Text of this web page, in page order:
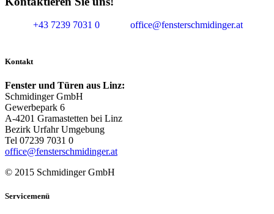
+43 7239 7031 0 office@fensterschmidinger.at
Kontakt
Fenster und Türen aus Linz:
Schmidinger GmbH
Gewerbepark 6
A-4201 Gramastetten bei Linz
Bezirk Urfahr Umgebung
Tel 07239 7031 0
office@fensterschmidinger.at
© 2015 Schmidinger GmbH
Servicemenü